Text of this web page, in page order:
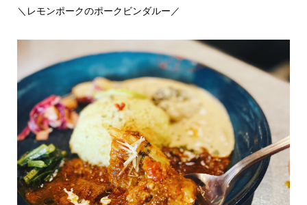
＼レモンポークのポークビンダルー／